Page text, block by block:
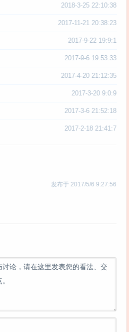
2018-3-25 22:10:38
2017-11-21 20:38:23
2017-9-22 19:9:1
2017-9-6 19:53:33
2017-4-20 21:12:35
2017-3-20 9:0:9
2017-3-6 21:52:18
2017-2-18 21:41:7
发布于 2017/5/6 9:27:56
论，请在这里发表您的看法、交